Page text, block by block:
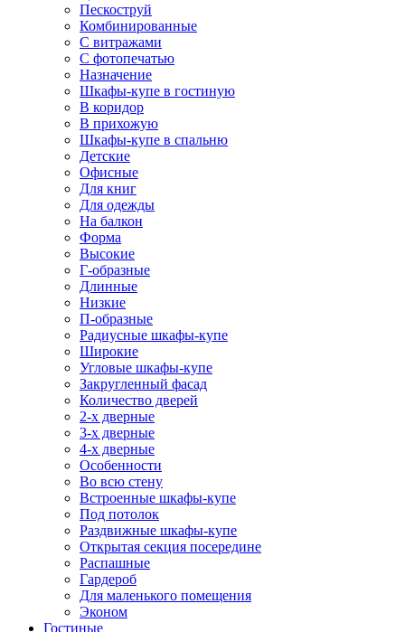
Пескоструй
Комбинированные
С витражами
С фотопечатью
Назначение
Шкафы-купе в гостиную
В коридор
В прихожую
Шкафы-купе в спальню
Детские
Офисные
Для книг
Для одежды
На балкон
Форма
Высокие
Г-образные
Длинные
Низкие
П-образные
Радиусные шкафы-купе
Широкие
Угловые шкафы-купе
Закругленный фасад
Количество дверей
2-х дверные
3-х дверные
4-х дверные
Особенности
Во всю стену
Встроенные шкафы-купе
Под потолок
Раздвижные шкафы-купе
Открытая секция посередине
Распашные
Гардероб
Для маленького помещения
Эконом
Гостиные